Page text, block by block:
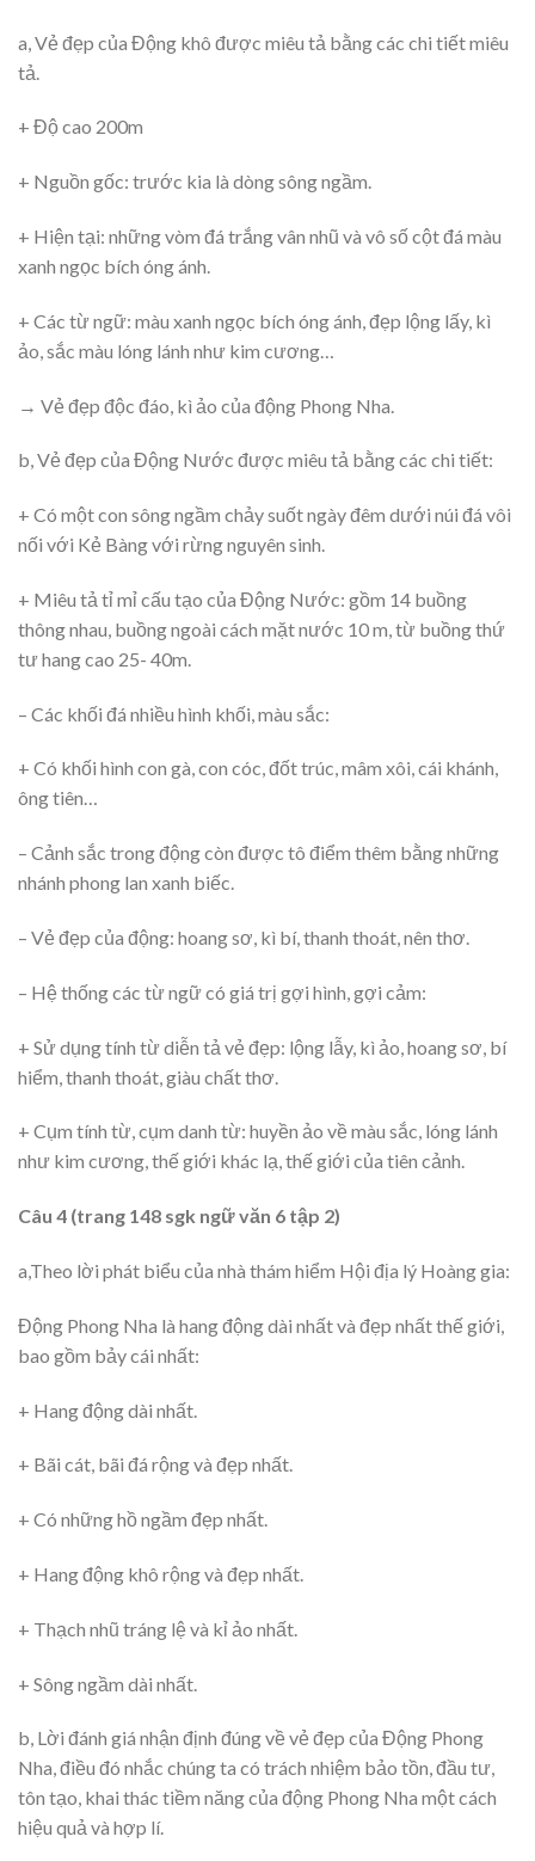
a, Vẻ đẹp của Động khô được miêu tả bằng các chi tiết miêu
tả.
+ Độ cao 200m
+ Nguồn gốc: trước kia là dòng sông ngầm.
+ Hiện tại: những vòm đá trắng vân nhũ và vô số cột đá màu
xanh ngọc bích óng ánh.
+ Các từ ngữ: màu xanh ngọc bích óng ánh, đẹp lộng lấy, kì
ảo, sắc màu lóng lánh như kim cương…
→ Vẻ đẹp độc đáo, kì ảo của động Phong Nha.
b, Vẻ đẹp của Động Nước được miêu tả bằng các chi tiết:
+ Có một con sông ngầm chảy suốt ngày đêm dưới núi đá vôi
nối với Kẻ Bàng với rừng nguyên sinh.
+ Miêu tả tỉ mỉ cấu tạo của Động Nước: gồm 14 buồng
thông nhau, buồng ngoài cách mặt nước 10 m, từ buồng thứ
tư hang cao 25- 40m.
– Các khối đá nhiều hình khối, màu sắc:
+ Có khối hình con gà, con cóc, đốt trúc, mâm xôi, cái khánh,
ông tiên…
– Cảnh sắc trong động còn được tô điểm thêm bằng những
nhánh phong lan xanh biếc.
– Vẻ đẹp của động: hoang sơ, kì bí, thanh thoát, nên thơ.
– Hệ thống các từ ngữ có giá trị gợi hình, gợi cảm:
+ Sử dụng tính từ diễn tả vẻ đẹp: lộng lẫy, kì ảo, hoang sơ, bí
hiểm, thanh thoát, giàu chất thơ.
+ Cụm tính từ, cụm danh từ: huyền ảo về màu sắc, lóng lánh
như kim cương, thế giới khác lạ, thế giới của tiên cảnh.
Câu 4 (trang 148 sgk ngữ văn 6 tập 2)
a,Theo lời phát biểu của nhà thám hiểm Hội địa lý Hoàng gia:
Động Phong Nha là hang động dài nhất và đẹp nhất thế giới,
bao gồm bảy cái nhất:
+ Hang động dài nhất.
+ Bãi cát, bãi đá rộng và đẹp nhất.
+ Có những hồ ngầm đẹp nhất.
+ Hang động khô rộng và đẹp nhất.
+ Thạch nhũ tráng lệ và kỉ ảo nhất.
+ Sông ngầm dài nhất.
b, Lời đánh giá nhận định đúng về vẻ đẹp của Động Phong
Nha, điều đó nhắc chúng ta có trách nhiệm bảo tồn, đầu tư,
tôn tạo, khai thác tiềm năng của động Phong Nha một cách
hiệu quả và hợp lí.